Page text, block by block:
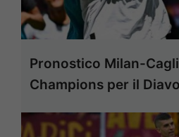
Pronostico Milan-
Champions per il